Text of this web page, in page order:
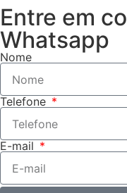
Entre em
Whatsapp
Nome
Telefone
E-mail